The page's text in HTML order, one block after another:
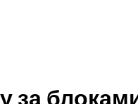
за